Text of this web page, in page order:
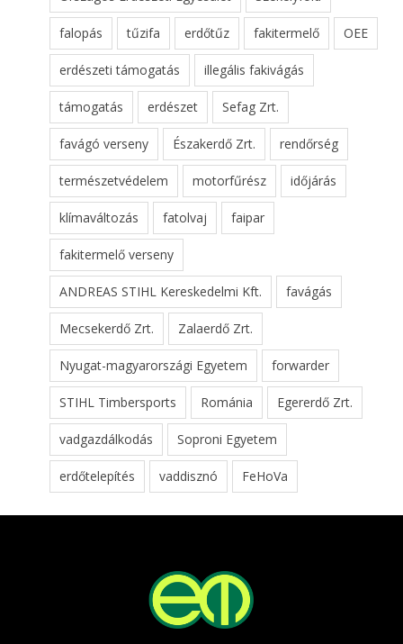
falopás tűzifa erdőtűz fakitermelő OEE
erdészeti támogatás illegális fakivágás
támogatás erdészet Sefag Zrt.
favágó verseny Északerdő Zrt. rendőrség
természetvédelem motorfűrész időjárás
klímaváltozás fatolvaj faipar
fakitermelő verseny
ANDREAS STIHL Kereskedelmi Kft. favágás
Mecsekerdő Zrt. Zalaerdő Zrt.
Nyugat-magyarországi Egyetem forwarder
STIHL Timbersports Románia Egererdő Zrt.
vadgazdálkodás Soproni Egyetem
erdőtelepítés vaddisznó FeHoVa